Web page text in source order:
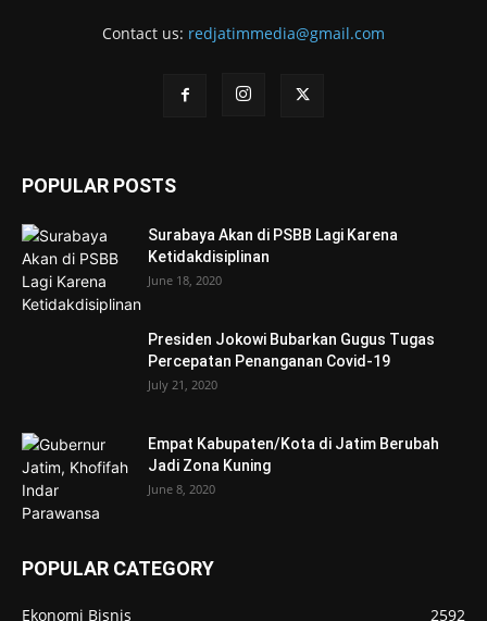
Contact us: redjatimmedia@gmail.com
POPULAR POSTS
Surabaya Akan di PSBB Lagi Karena
Ketidakdisiplinan
June 18, 2020
Presiden Jokowi Bubarkan Gugus Tugas
Percepatan Penanganan Covid-19
July 21, 2020
Empat Kabupaten/Kota di Jatim Berubah
Jadi Zona Kuning
June 8, 2020
POPULAR CATEGORY
Ekonomi Bisnis 2592